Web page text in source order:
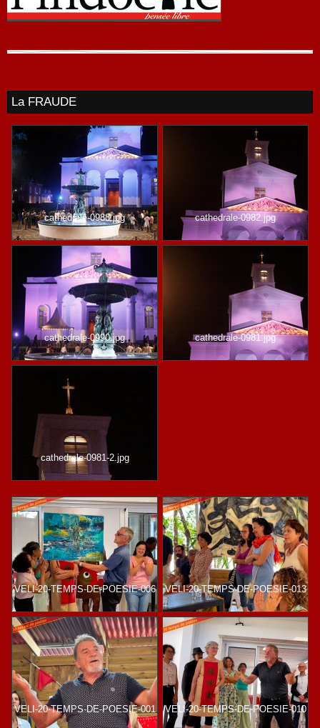
La FRAUDE
cathedrale-0988.jpg cathedrale-0982.jpg
cathedrale-0990.jpg cathedrale-0981.jpg
cathedrale-0981-2.jpg
VELI-20-TEMPS-DE-POESIE-006 VELI-20-TEMPS-DE-POESIE-013
VELI-20-TEMPS-DE-POESIE-001 VELI-20-TEMPS-DE-POESIE-010